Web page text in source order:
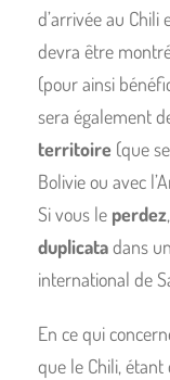
d’arrivée au Chili
devra être
(pour ainsi
sera également
territoire (que
Bolivie ou avec
Si vous le perdez
duplicatadans
international de
En ce qui
que le Chili,